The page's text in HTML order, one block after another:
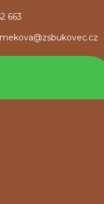
663